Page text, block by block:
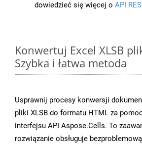
dowiedzieć się więcej o API
Konwertuj Excel XLSB
Szybka i łatwa metoda
Usprawnij procesy konwersji
pliki XLSB do formatu HTML za
interfejsu API Aspose.Cells. To
rozwiązanie obsługuje